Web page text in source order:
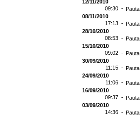
12/11/2010
09:30 -
08/11/2010
17:13 -
28/10/2010
08:53 -
15/10/2010
09:02 -
30/09/2010
11:15 -
24/09/2010
11:06 -
16/09/2010
09:37 -
03/09/2010
14:36 -